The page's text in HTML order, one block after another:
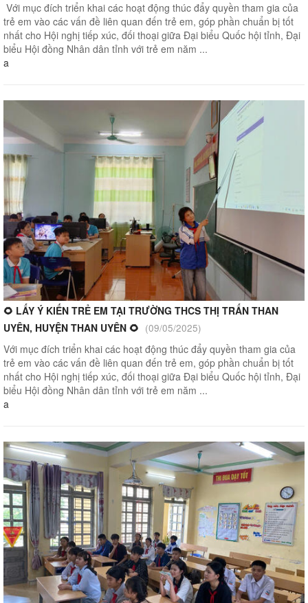
Với mục đích triển khai các hoạt động thúc đẩy quyền tham gia của
trẻ em vào các vấn đề liên quan đến trẻ em, góp phần chuẩn bị tốt
nhất cho Hội nghị tiếp xúc, đối thoại giữa Đại biểu Quốc hội tỉnh, Đại
biểu Hội đồng Nhân dân tỉnh với trẻ em năm ...
a
🌻 LẤY Ý KIẾN TRẺ EM TẠI TRƯỜNG THCS THỊ TRẤN THAN
UYÊN, HUYỆN THAN UYÊN 🌻 (09/05/2025)
Với mục đích triển khai các hoạt động thúc đẩy quyền tham gia của
trẻ em vào các vấn đề liên quan đến trẻ em, góp phần chuẩn bị tốt
nhất cho Hội nghị tiếp xúc, đối thoại giữa Đại biểu Quốc hội tỉnh, Đại
biểu Hội đồng Nhân dân tỉnh với trẻ em năm ...
a